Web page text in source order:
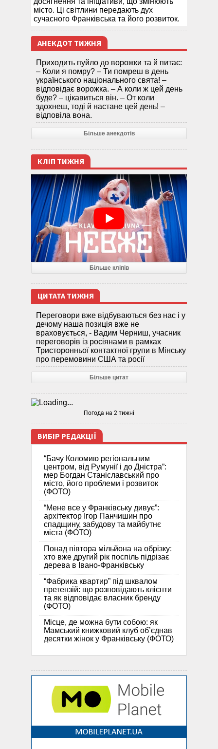
місто. Ці світлини передають дух
сучасного Франківська та його розвиток.
АНЕКДОТ ТИЖНЯ
Приходить пуйло до ворожки та й питає:
– Коли я помру? – Ти помреш в день
українського національного свята! –
відповідає ворожка. – А коли ж цей день
буде? – цікавиться він. – От коли
здохнеш, тоді й настане цей день! –
відповіла вона.
Більше анекдотів
КЛІП ТИЖНЯ
Більше кліпів
ЦИТАТА ТИЖНЯ
Переговори вже відбуваються без нас і у
дечому наша позиція вже не
враховується, - Вадим Черниш, учасник
переговорів із росіянами в рамках
Тристоронньої контактної групи в Мінську
про перемовини США та росії
Більше цитат
Погода на 2 тижні
ВИБІР РЕДАКЦІЇ
“Бачу Коломию регіональним
центром, від Румунії і до Дністра”:
мер Богдан Станіславський про
місто, його проблеми і розвиток
(ФОТО)
“Мене все у Франківську дивує”:
архітектор Ігор Панчишин про
спадщину, забудову та майбутнє
міста (ФОТО)
Понад півтора мільйона на обрізку:
хто вже другий рік поспіль підрізає
дерева в Івано-Франківську
“Фабрика квартир” під шквалом
претензій: що розповідають клієнти
та як відповідає власник бренду
(ФОТО)
Місце, де можна бути собою: як
Мамський книжковий клуб об’єднав
десятки жінок у Франківську (ФОТО)